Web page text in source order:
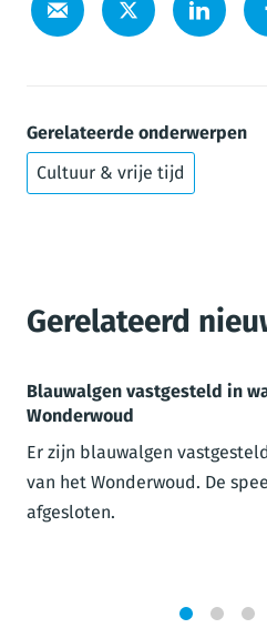
Gerelateerde onderwerpen
Cultuur & vrije tijd
Gerelateerd
Blauwalgen vastgesteld in
Wonderwoud
Er zijn blauwalgen
van het Wonderwoud. De
afgesloten.